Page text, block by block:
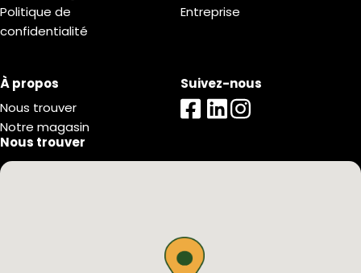
Politique de
confidentialité
Entreprise
À propos
Nous trouver
Notre magasin
Suivez-nous
Nous trouver